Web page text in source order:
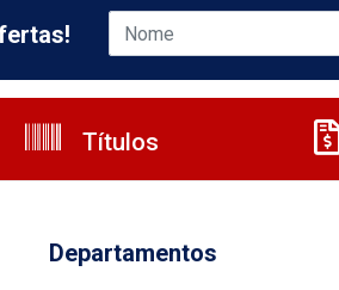
Títulos
Departamentos